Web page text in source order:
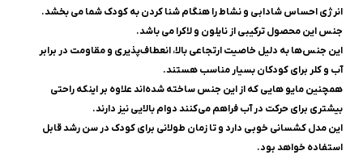
انرژی احساس شادابی و نشاط را هنگام شنا کردن به کودک شما می بخشد.
جنس این محصول ترکیبی از نایلون و لاکرا می باشد.
این جنس‌ها به دلیل خاصیت ارتجاعی بالا، انعطاف‌پذیری و مقاومت در برابر
آب و کلر برای کودکان بسیار مناسب هستند.
همچنین مایو هایی که از این جنس‌ ساخته شده‌اند علاوه بر اینکه راحتی
بیشتری برای حرکت در آب فراهم می‌کنند دوام بالایی نیز دارند.
این مدل کشسانی خوبی دارد و تا زمان طولانی برای کودک در سن رشد قابل
استفاده خواهد بود.